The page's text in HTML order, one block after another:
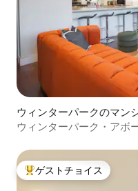
ウィンターパークのマン
ウィンターパーク・アボ
大好評のゲストチョイスで
ゲストチョイス